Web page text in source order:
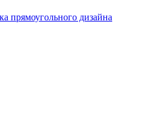
прямоугольного дизайна